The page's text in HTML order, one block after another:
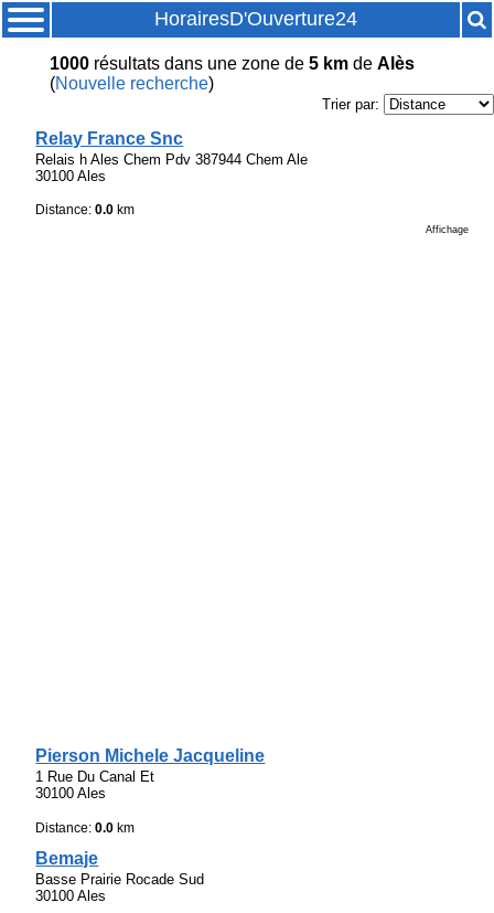
HorairesD'Ouverture24
1000résultatsdans une zone de 5 kmde Alès
(Nouvelle recherche)
Trier par:
Relay France Snc
Relais h Ales Chem Pdv 387944 Chem Ale
30100 Ales
Distance:0.0 km
Affichage
Pierson Michele Jacqueline
1 Rue Du Canal Et
30100 Ales
Distance:0.0 km
Bemaje
Basse Prairie Rocade Sud
30100 Ales